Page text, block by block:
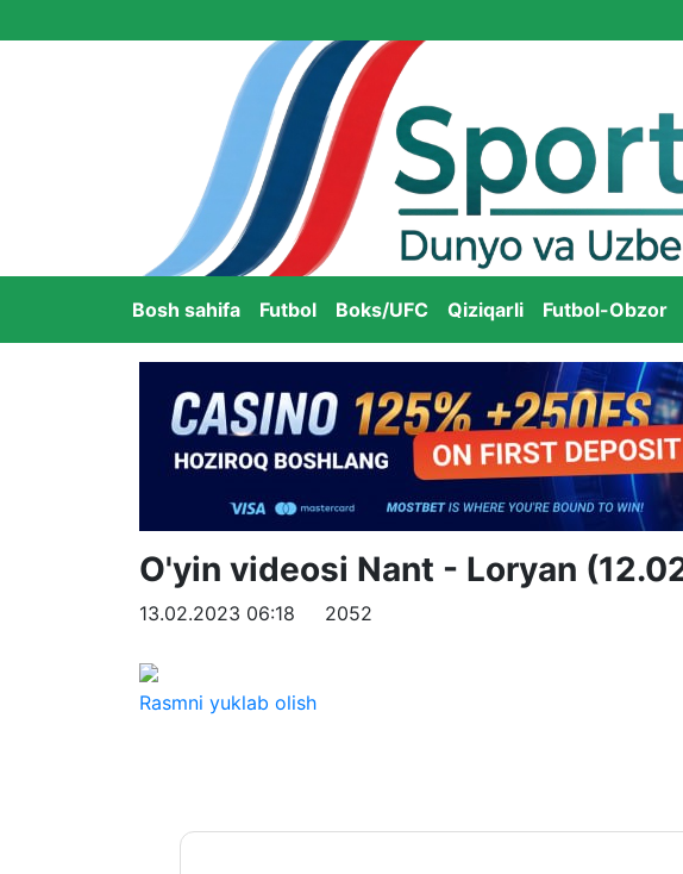
Bosh sahifa Futbol Boks/UFC Qiziqarli Futbol-Obzor
O'yin videosi Nant - Loryan
13.02.2023 06:18 2052
Rasmni yuklab olish